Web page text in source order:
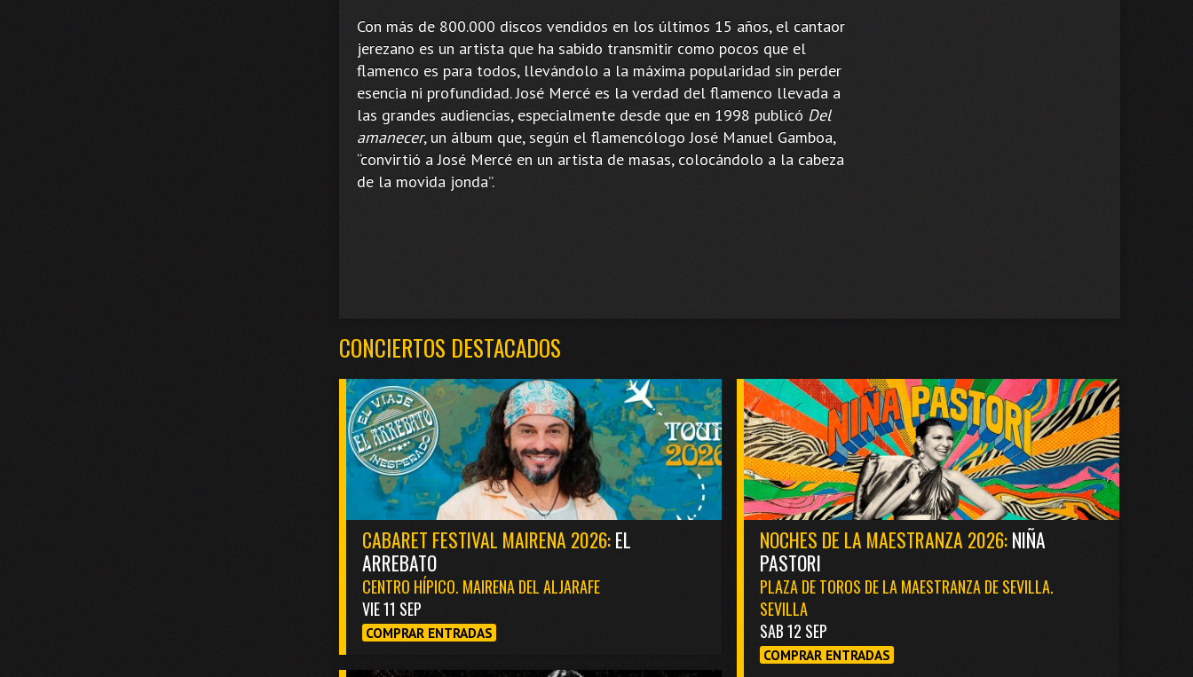
Con más de 800.000 discos vendidos en los últimos 15 años, el cantaor
jerezano es un artista que ha sabido transmitir como pocos que el
flamenco es para todos, llevándolo a la máxima popularidad sin perder
esencia ni profundidad. José Mercé es la verdad del flamenco llevada a
las grandes audiencias, especialmente desde que en 1998 publicó Del
amanecer, un álbum que, según el flamencólogo José Manuel Gamboa,
“convirtió a José Mercé en un artista de masas, colocándolo a la cabeza
de la movida jonda”.
CONCIERTOS DESTACADOS
CABARET FESTIVAL MAIRENA 2026:EL
ARREBATO
CENTRO HÍPICO. MAIRENA DEL ALJARAFE
VIE 11 SEP
COMPRAR ENTRADAS
NOCHES DE LA MAESTRANZA 2026:NIÑA
PASTORI
PLAZA DE TOROS DE LA MAESTRANZA DE SEVILLA.
SEVILLA
SAB 12 SEP
COMPRAR ENTRADAS